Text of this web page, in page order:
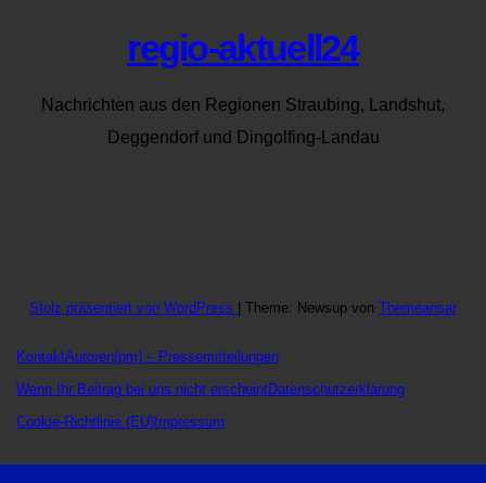
regio-aktuell24
Nachrichten aus den Regionen Straubing, Landshut,
Deggendorf und Dingolfing-Landau
Stolz präsentiert von WordPress Theme: Newsup von Themeansar
KontaktAutoren(pm) – Pressemitteilungen
Wenn Ihr Beitrag bei uns nicht erscheintDatenschutzerklärung
Cookie-Richtlinie (EU) Impressum